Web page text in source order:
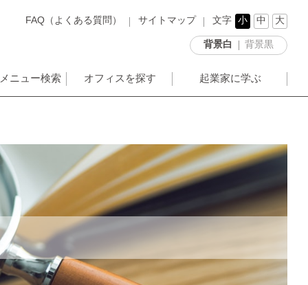
FAQ（よくある質問） サイトマップ 文字 小 中 大
背景白 背景黒
ニュー検索 オフィスを探す 起業家に学ぶ